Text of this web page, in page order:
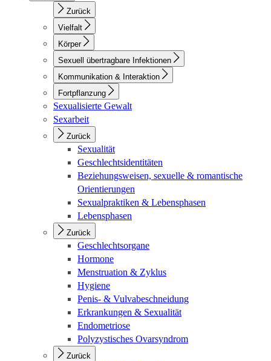
Zurück
Vielfalt
Körper
Sexuell übertragbare Infektionen
Kommunikation & Interaktion
Fortpflanzung
Sexualisierte Gewalt
Sexarbeit
Zurück
Sexualität
Geschlechtsidentitäten
Beziehungsweisen, sexuelle & romantische
Orientierungen
Sexualpraktiken & Lebensphasen
Lebensphasen
Zurück
Geschlechtsorgane
Hormone
Menstruation & Zyklus
Hygiene
Penis- & Vulvabeschneidung
Erkrankungen & Sexualität
Endometriose
Polyzystisches Ovarsyndrom
Zurück